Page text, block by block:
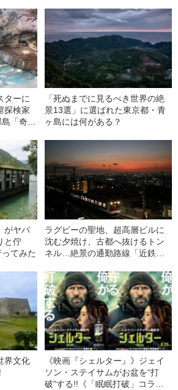
ターに
探検家
「奇跡
「死ぬまでに見るべき世界の絶
景13選」に選ばれた東京都・青
ヶ島には何がある？
がヤバ
と佇
てみた
ラグビーの聖地、超高層ビルに
沈む夕焼け、古都へ抜けるトン
ネル…絶景の通勤路線「近鉄奈
界文化
《映画『シェルター』》ジェイ
ソン・ステイサムがお盆を“打
破”する!!《「眠眠打破」コラ